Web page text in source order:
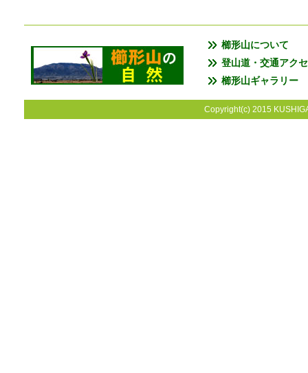
櫛形山について
登山道・交通アク
櫛形山ギャラリー
Copyright(c) 2015